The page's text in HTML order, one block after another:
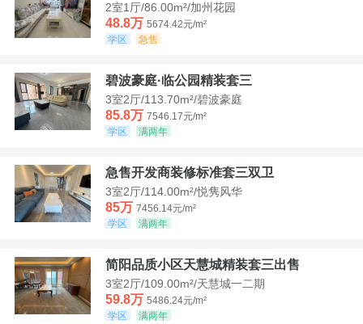
2室1厅/86.00m²/加州花园
48.8万 5674.42元/m²
学区
急售
碧波豪庭·临公园精装套三
3室2厅/113.70m²/碧波豪庭
85.8万 7546.17元/m²
学区
满两年
急售开发商装修标准套三双卫
3室2厅/114.00m²/悦隽风华
85万 7456.14元/m²
学区
满两年
简阳品质小区天慧城精装套三出售
3室2厅/109.00m²/天慧城一二期
59.8万 5486.24元/m²
学区
满两年